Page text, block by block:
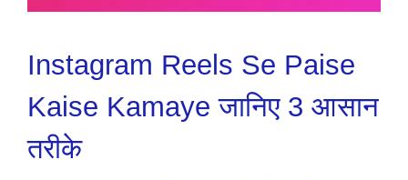
Instagram Reels Se Paise
Kaise Kamaye जानिए 3 आसान
तरीके